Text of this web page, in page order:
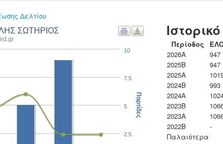
Δελτίου
ΣΩΤΗΡΙΟΣ
2.5
5
7.5
10
Παρτίδες
Ιστορικό
Περίοδος
2026A
947
2025B
947
2025A
2024B
993
2024A
2023B
2023Α
2022B
-
Παλαιότερα